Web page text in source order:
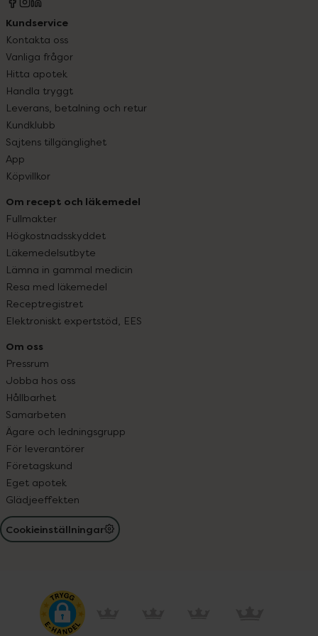
Kundservice
Kontakta oss
Vanliga frågor
Hitta apotek
Handla tryggt
Leverans, betalning och retur
Kundklubb
Sajtens tillgänglighet
App
Köpvillkor
Om recept och läkemedel
Fullmakter
Högkostnadsskyddet
Läkemedelsutbyte
Lämna in gammal medicin
Resa med läkemedel
Receptregistret
Elektroniskt expertstöd, EES
Om oss
Pressrum
Jobba hos oss
Hållbarhet
Samarbeten
Ägare och ledningsgrupp
För leverantörer
Företagskund
Eget apotek
Glädjeeffekten
Cookieinställningar